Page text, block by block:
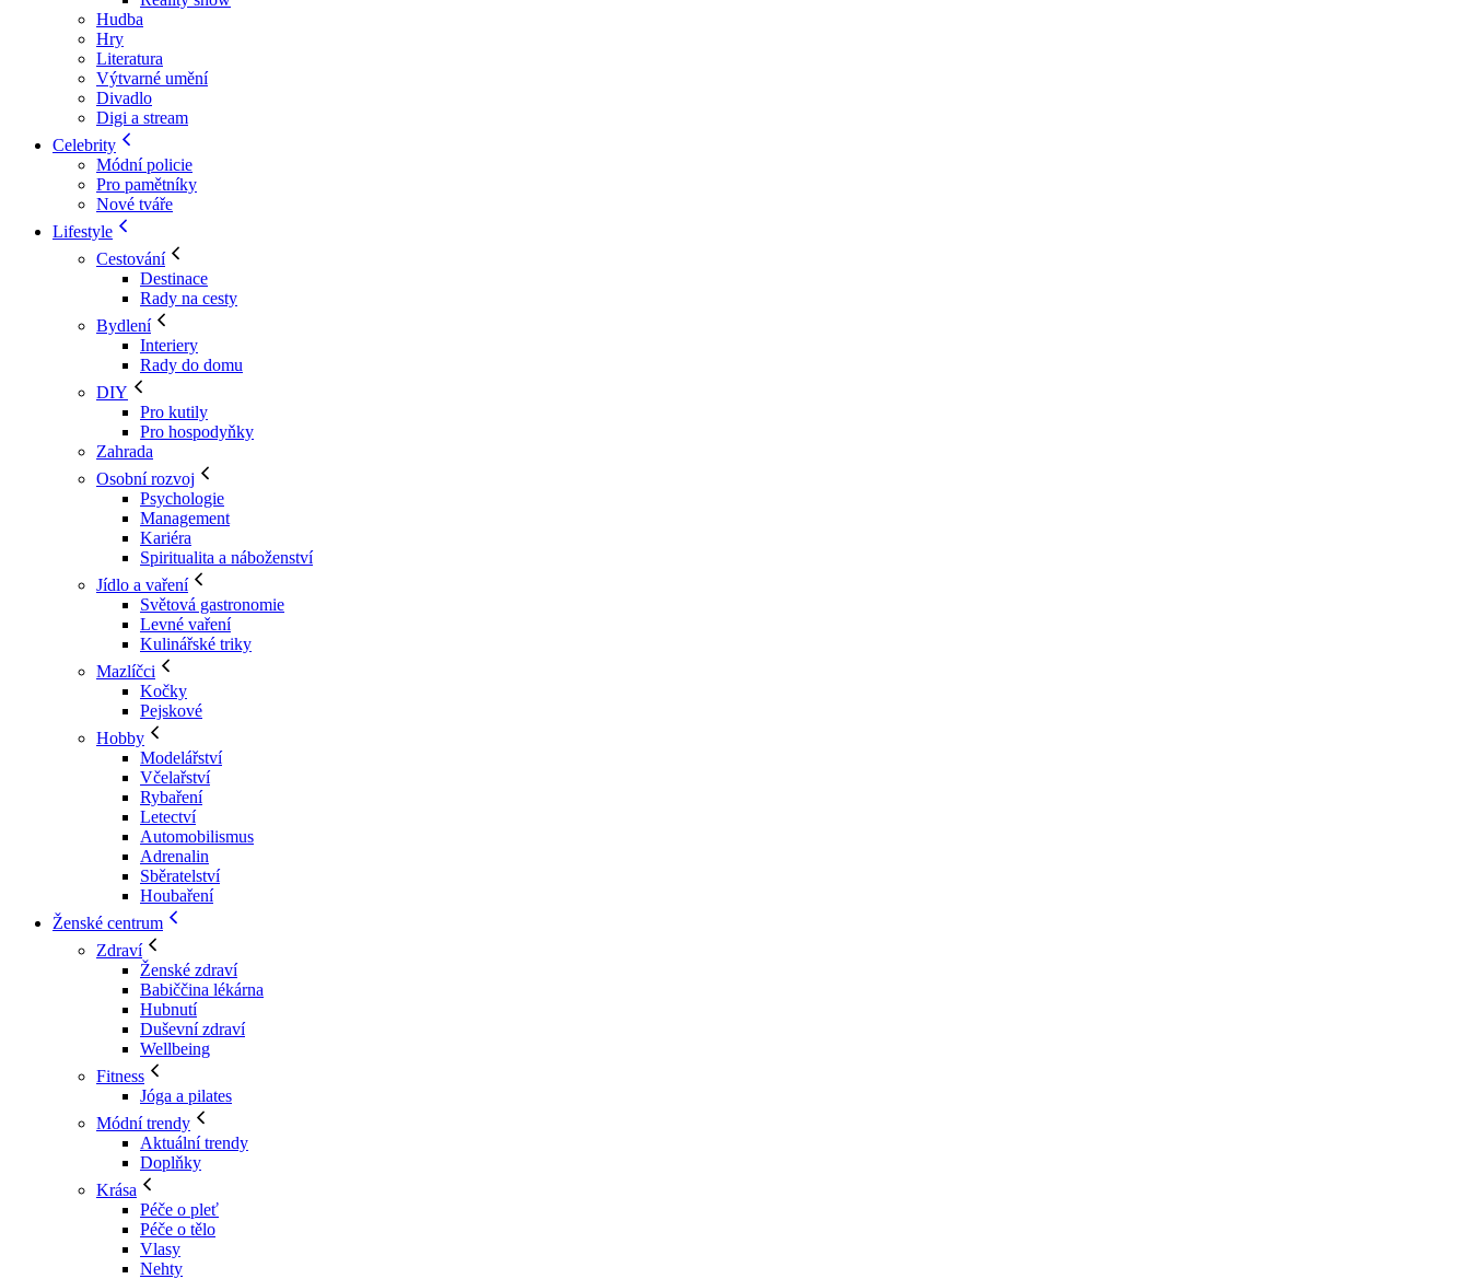
Hudba
Hry
Literatura
Výtvarné umění
Divadlo
Digi a stream
Celebrity
Módní policie
Pro pamětníky
Nové tváře
Lifestyle
Cestování
Destinace
Rady na cesty
Bydlení
Interiery
Rady do domu
DIY
Pro kutily
Pro hospodyňky
Zahrada
Osobní rozvoj
Psychologie
Management
Kariéra
Spiritualita a náboženství
Jídlo a vaření
Světová gastronomie
Levné vaření
Kulinářské triky
Mazlíčci
Kočky
Pejskové
Hobby
Modelářství
Včelařství
Rybaření
Letectví
Automobilismus
Adrenalin
Sběratelství
Houbaření
Ženské centrum
Zdraví
Ženské zdraví
Babiččina lékárna
Hubnutí
Duševní zdraví
Wellbeing
Fitness
Jóga a pilates
Módní trendy
Aktuální trendy
Doplňky
Krása
Péče o pleť
Péče o tělo
Vlasy
Nehty